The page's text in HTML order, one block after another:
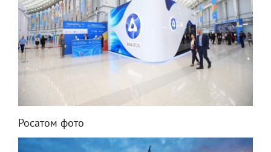
Росатом фото